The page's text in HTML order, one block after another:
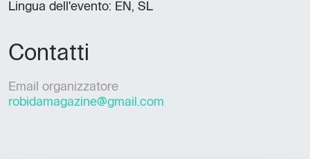
Lingua dell'evento: EN, SL
Contatti
Email organizzatore
robidamagazine@gmail.com